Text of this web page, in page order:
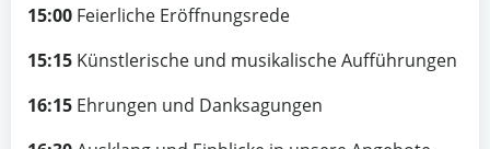
15:00 Feierliche Eröffnungsrede
15:15 Künstlerische und musikalische Aufführungen
16:15 Ehrungen und Danksagungen